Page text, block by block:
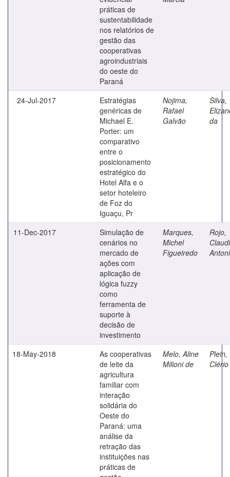
práticas de
sustentabilidade
nos relatórios de
gestão das
cooperativas
agroindustriais
do oeste do
Paraná
24-Jul-2017
Estratégias
genéricas de
Michael E.
Porter: um
comparativo
entre o
posicionamento
estratégico do
Hotel Alfa e o
setor hoteleiro
de Foz do
Iguaçu, Pr
Nojima,
Rafael
Galvão
Silva,
da
11-Dec-2017
Simulação de
cenários no
mercado de
ações com
aplicação de
lógica fuzzy
como
ferramenta de
suporte à
decisão de
investimento
Marques,
Michel
Figueiredo
Rojo,
18-May-2018
As cooperativas
de leite da
agricultura
familiar com
interação
solidária do
Oeste do
Paraná: uma
análise da
retração das
instituições nas
práticas de
Melo, Aline
Milioni de
Plein,
Clério